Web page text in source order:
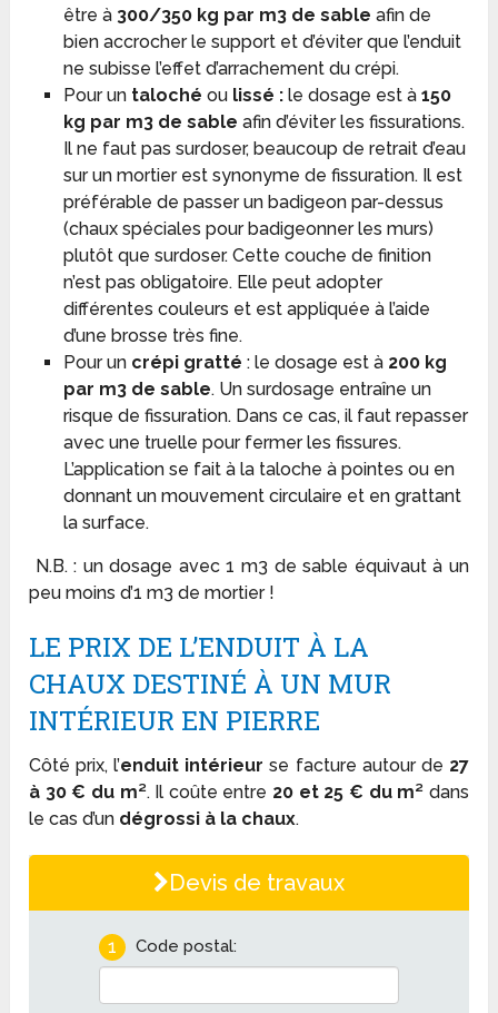
être à 300/350 kg par m3de sable afin de
bien accrocher le support et d’éviter que l’enduit
ne subisse l’effet d’arrachement du crépi.
Pour un taloché ou lissé :le dosage est à 150
kg par m3de sable afin d’éviter les fissurations.
Il ne faut pas surdoser, beaucoup de retrait d’eau
sur un mortier est synonyme de fissuration. Il est
préférable de passer un badigeon par-dessus
(chaux spéciales pour badigeonner les murs)
plutôt que surdoser. Cette couche de finition
n’est pas obligatoire. Elle peut adopter
différentes couleurs et est appliquée à l’aide
d’une brosse très fine.
Pour un crépi gratté : le dosage est à 200 kg
par m3de sable. Un surdosage entraîne un
risque de fissuration. Dans ce cas, il faut repasser
avec une truelle pour fermer les fissures.
L’application se fait à la taloche à pointes ou en
donnant un mouvement circulaire et en grattant
la surface.
N.B. : un dosage avec 1 m3 de sable équivaut à un
peu moins d’1 m3 de mortier !
LE PRIX DE L’ENDUIT À LA
CHAUX DESTINÉ À UN MUR
INTÉRIEUR EN PIERRE
Côté prix, l’enduit intérieur se facture autour de 27
à 30 € du m². Il coûte entre 20 et 25 € du m² dans
le cas d’un dégrossi à la chaux.
Devis de travaux
1 Code postal: